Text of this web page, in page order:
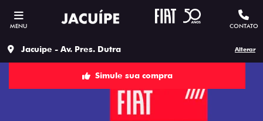
MENU CONTATO
Jacuipe - Av. Pres. Dutra Alterar
Simule sua compra